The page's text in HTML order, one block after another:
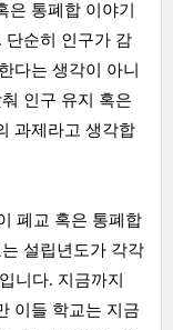
통폐합 이야기
단순히 인구가 감
다는 생각이 아니
인구 유지 혹은
과제라고 생각합
폐교 혹은 통폐합
설립년도가 각각
니다. 지금까지
이들 학교는 지금